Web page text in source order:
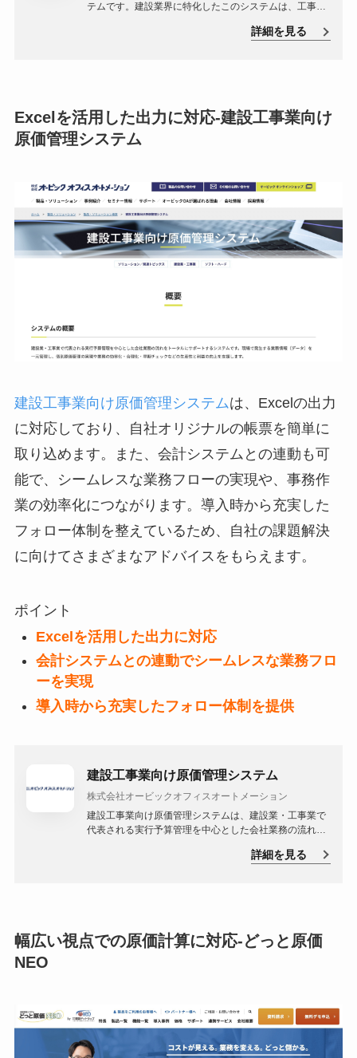
テムです。建設業界に特化したこのシステムは、工事の
詳細を見る
Excelを活用した出力に対応-建設工事業向け
原価管理システム
建設工事業向け原価管理システムは、Excelの出力
に対応しており、自社オリジナルの帳票を簡単に
取り込めます。また、会計システムとの連動も可
能で、シームレスな業務フローの実現や、事務作
業の効率化につながります。導入時から充実した
フォロー体制を整えているため、自社の課題解決
に向けてさまざまなアドバイスをもらえます。
ポイント
Excelを活用した出力に対応
会計システムとの連動でシームレスな業務フロ
ーを実現
導入時から充実したフォロー体制を提供
建設工事業向け原価管理システム
株式会社オービックオフィスオートメーション
建設工事業向け原価管理システムは、建設業・工事業で
代表される実行予算管理を中心とした会社業務の流れを
業務情報（データ）を一元管理し、個別原価管理の実現
詳細を見る
幅広い視点での原価計算に対応-どっと原価
NEO